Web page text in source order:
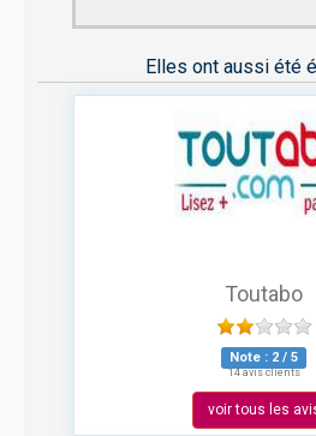
Elles ont aussi été
Toutabo
Note : 2 / 5
14 avis clients
voir tous les